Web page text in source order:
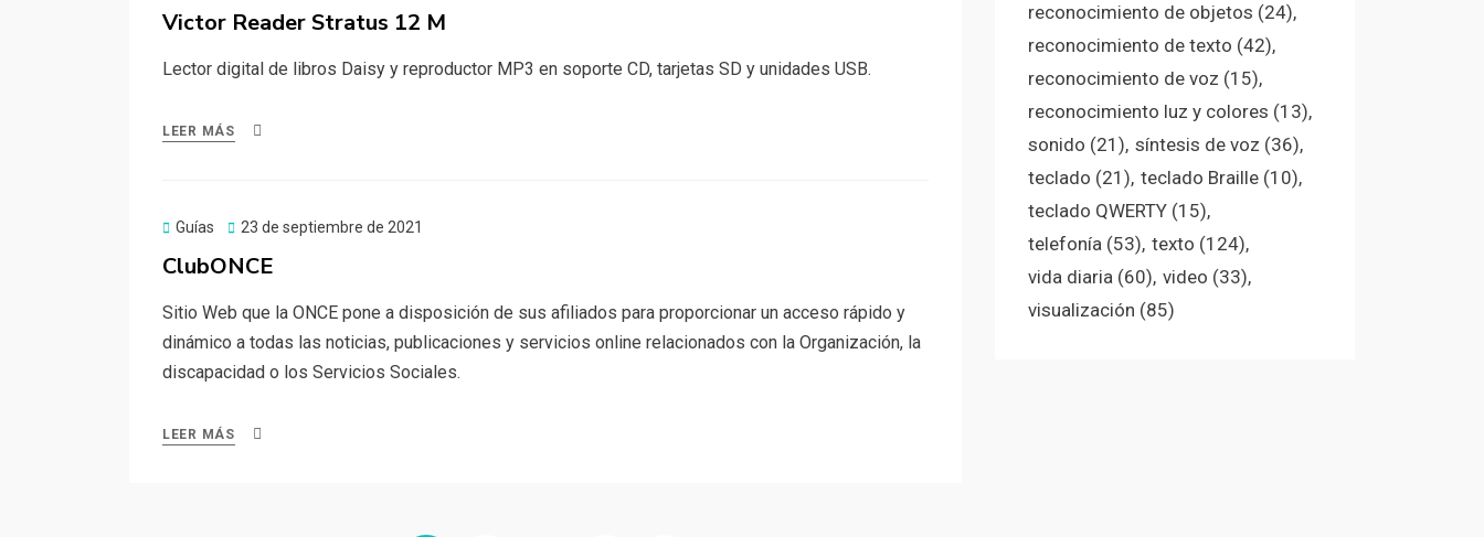
Victor Reader Stratus 12 M
Lector digital de libros Daisy y reproductor MP3 en soporte CD, tarjetas SD y unidades USB.
LEER MÁS
Guías
Publicado
23 de septiembre de 2021
ClubONCE
Sitio Web que la ONCE pone a disposición de sus afiliados para proporcionar un acceso rápido y
dinámico a todas las noticias, publicaciones y servicios online relacionados con la Organización, la
discapacidad o los Servicios Sociales.
LEER MÁS
reconocimiento de objetos (24)
reconocimiento de texto (42)
reconocimiento de voz (15)
reconocimiento luz y colores (13)
sonido (21) síntesis de voz (36)
teclado (21) teclado Braille(10)
teclado QWERTY(15)
telefonía(53) texto (124)
vida diaria(60) video (33)
visualización (85)